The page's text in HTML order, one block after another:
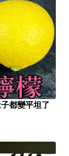
都變平坦了